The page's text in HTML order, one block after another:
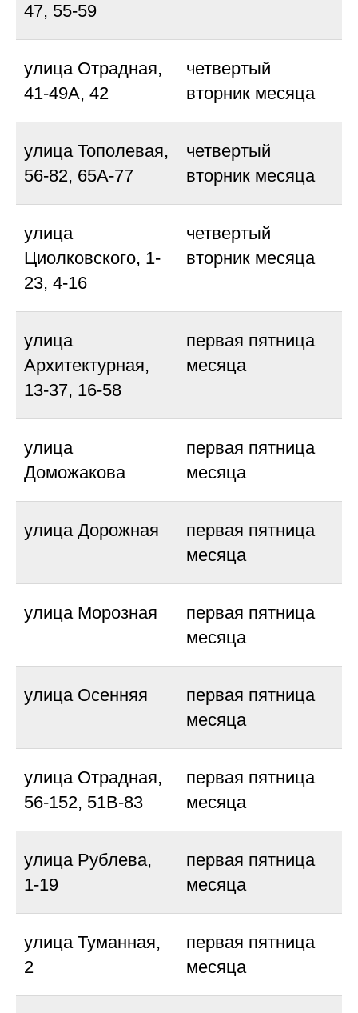
47, 55-59
улица Отрадная,
41-49А, 42
четвертый
вторник месяца
улица Тополевая,
56-82, 65А-77
четвертый
вторник месяца
улица
Циолковского, 1-
23, 4-16
четвертый
вторник месяца
улица
Архитектурная,
13-37, 16-58
первая пятница
месяца
улица
Доможакова
первая пятница
месяца
улица Дорожная
первая пятница
месяца
улица Морозная
первая пятница
месяца
улица Осенняя
первая пятница
месяца
улица Отрадная,
56-152, 51В-83
первая пятница
месяца
улица Рублева,
1-19
первая пятница
месяца
улица Туманная,
2
первая пятница
месяца